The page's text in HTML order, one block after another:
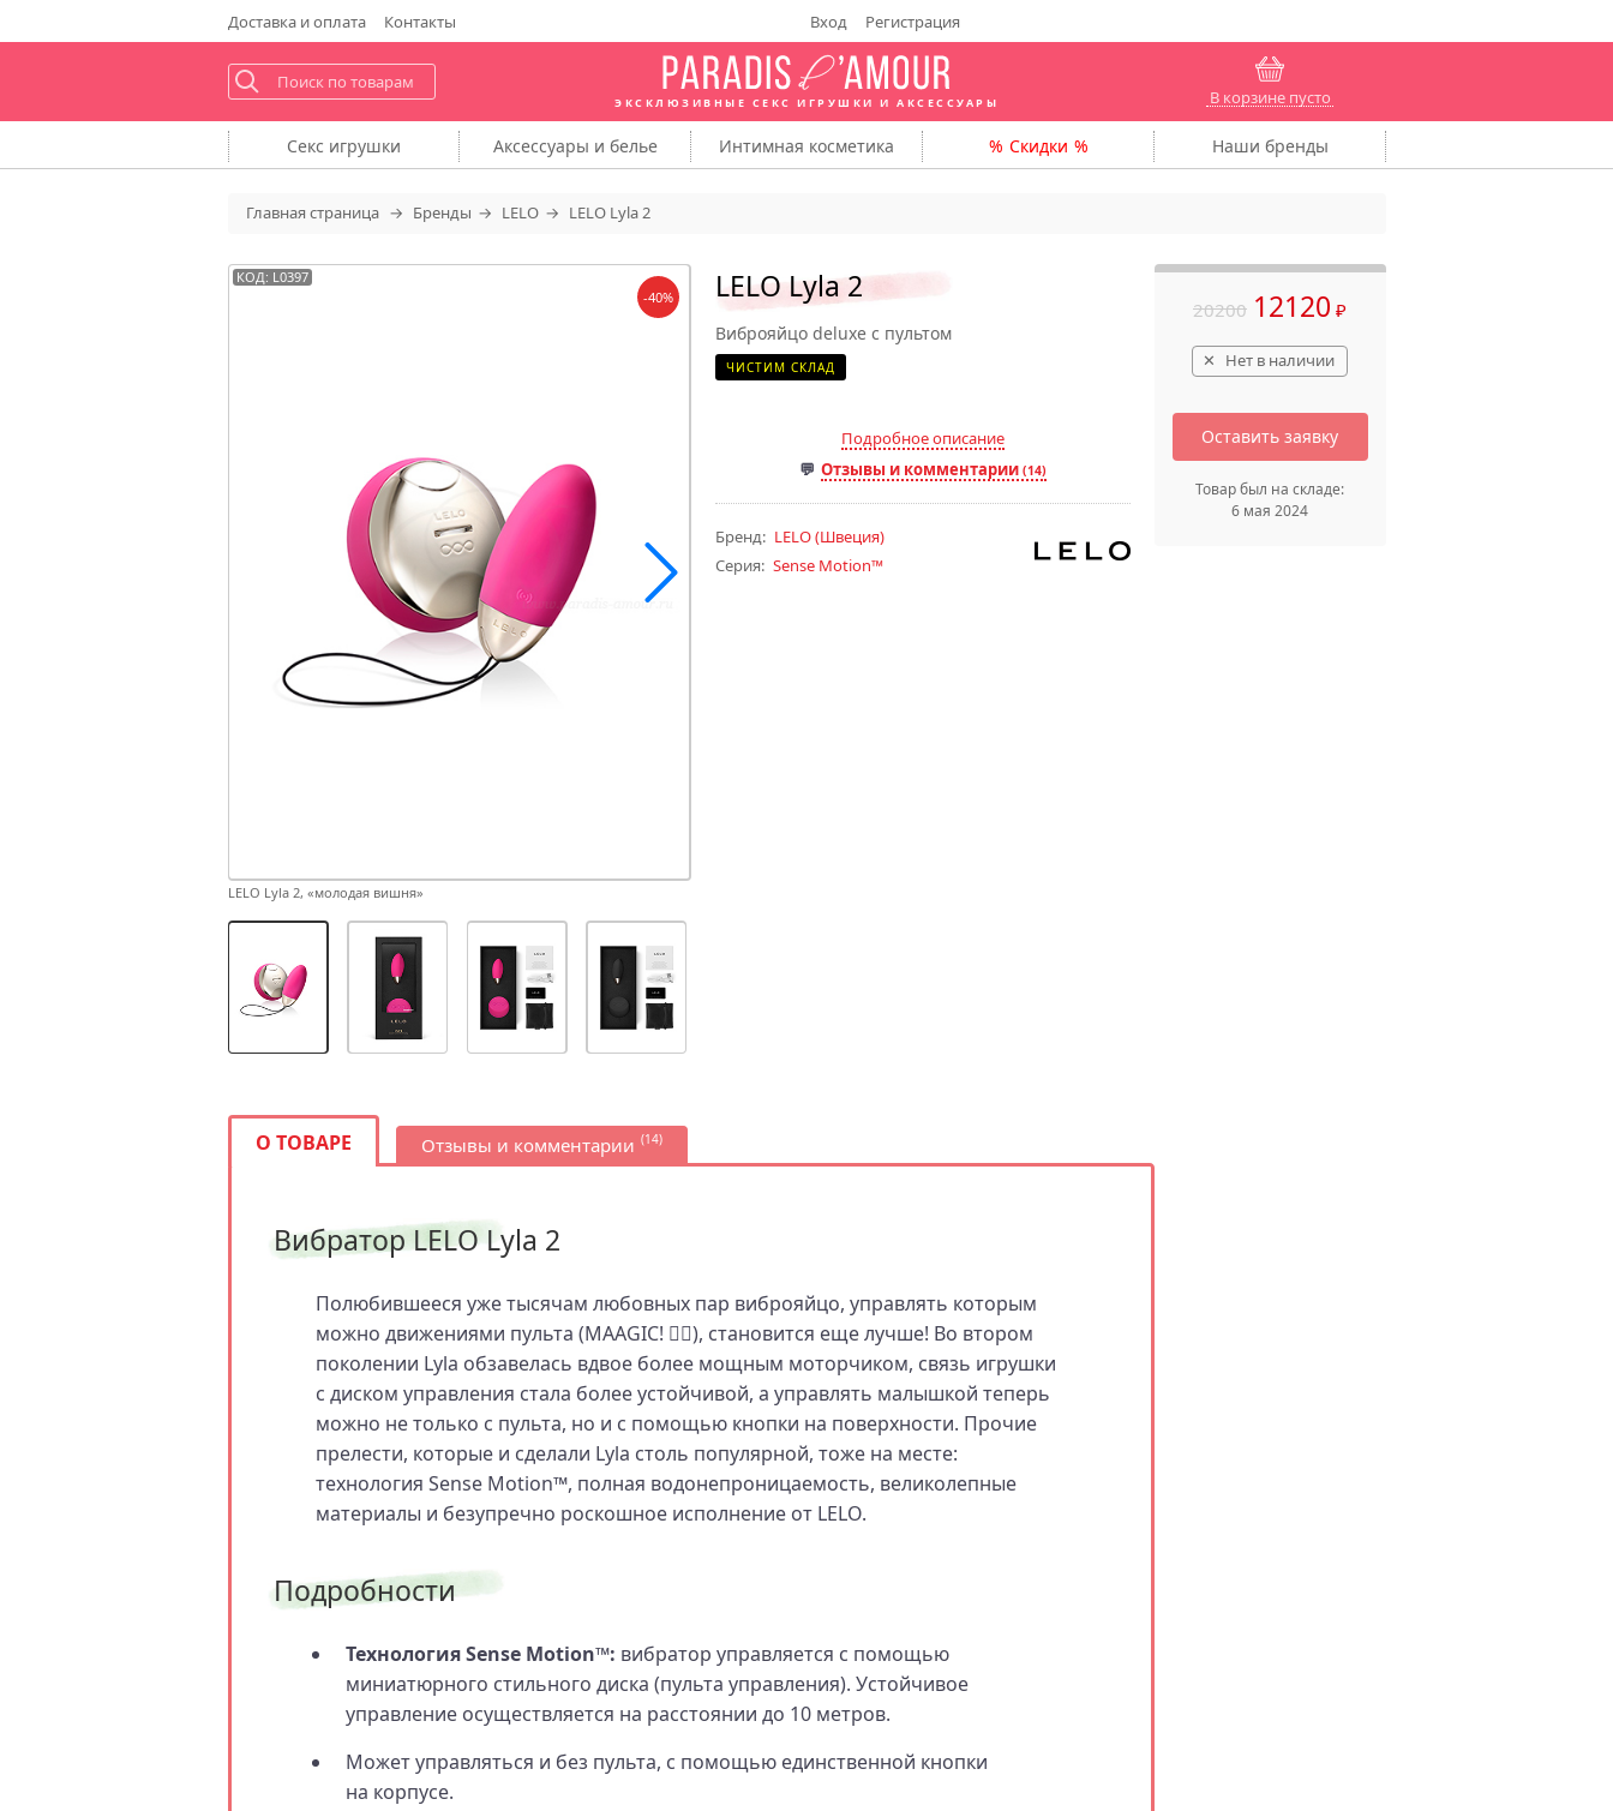
Доставкаи оплата Контакты Вход Регистрация
ЭКСКЛЮЗИВНЫЕ СЕКС ИГРУШКИ И АКСЕССУАРЫ В корзине пусто
Секс игрушки Аксессуары и белье Интимная косметика Скидки Наши бренды
Главная страница Бренды LELO LELO Lyla 2
LELO Lyla 2
Виброяйцо deluxe с пультом
ЧИСТИМ СКЛАД
Подробное описание
Отзывы и комментарии (14)
Бренд: LELO(Швеция)
Серия: Sense Motion™
20200 12120 ₽
Нет в наличии
Оставить заявку
Товар был на складе:
6 мая 2024
LELO Lyla 2, «молодая вишня»
КОД: L0397
-40%
О ТОВАРЕ Отзывы и комментарии (14)
Вибратор LELO Lyla 2
Полюбившееся уже тысячам любовных пар виброяйцо, управлять которым
можно движениями пульта (MAAGIC! 🧙‍♂️), становится еще лучше! Во втором
поколении Lyla обзавелась вдвое более мощным моторчиком, связь игрушки
с диском управления стала более устойчивой, а управлять малышкой теперь
можно не только с пульта, но и с помощью кнопки на поверхности. Прочие
прелести, которые и сделали Lyla столь популярной, тоже на месте:
технология Sense Motion™, полная водонепроницаемость, великолепные
материалы и безупречно роскошное исполнение от LELO.
Подробности
Технология Sense Motion™: вибратор управляется с помощью
миниатюрного стильного диска (пульта управления). Устойчивое
управление осуществляется на расстоянии до 10 метров.
Может управляться и без пульта, с помощью единственной кнопки
на корпусе.